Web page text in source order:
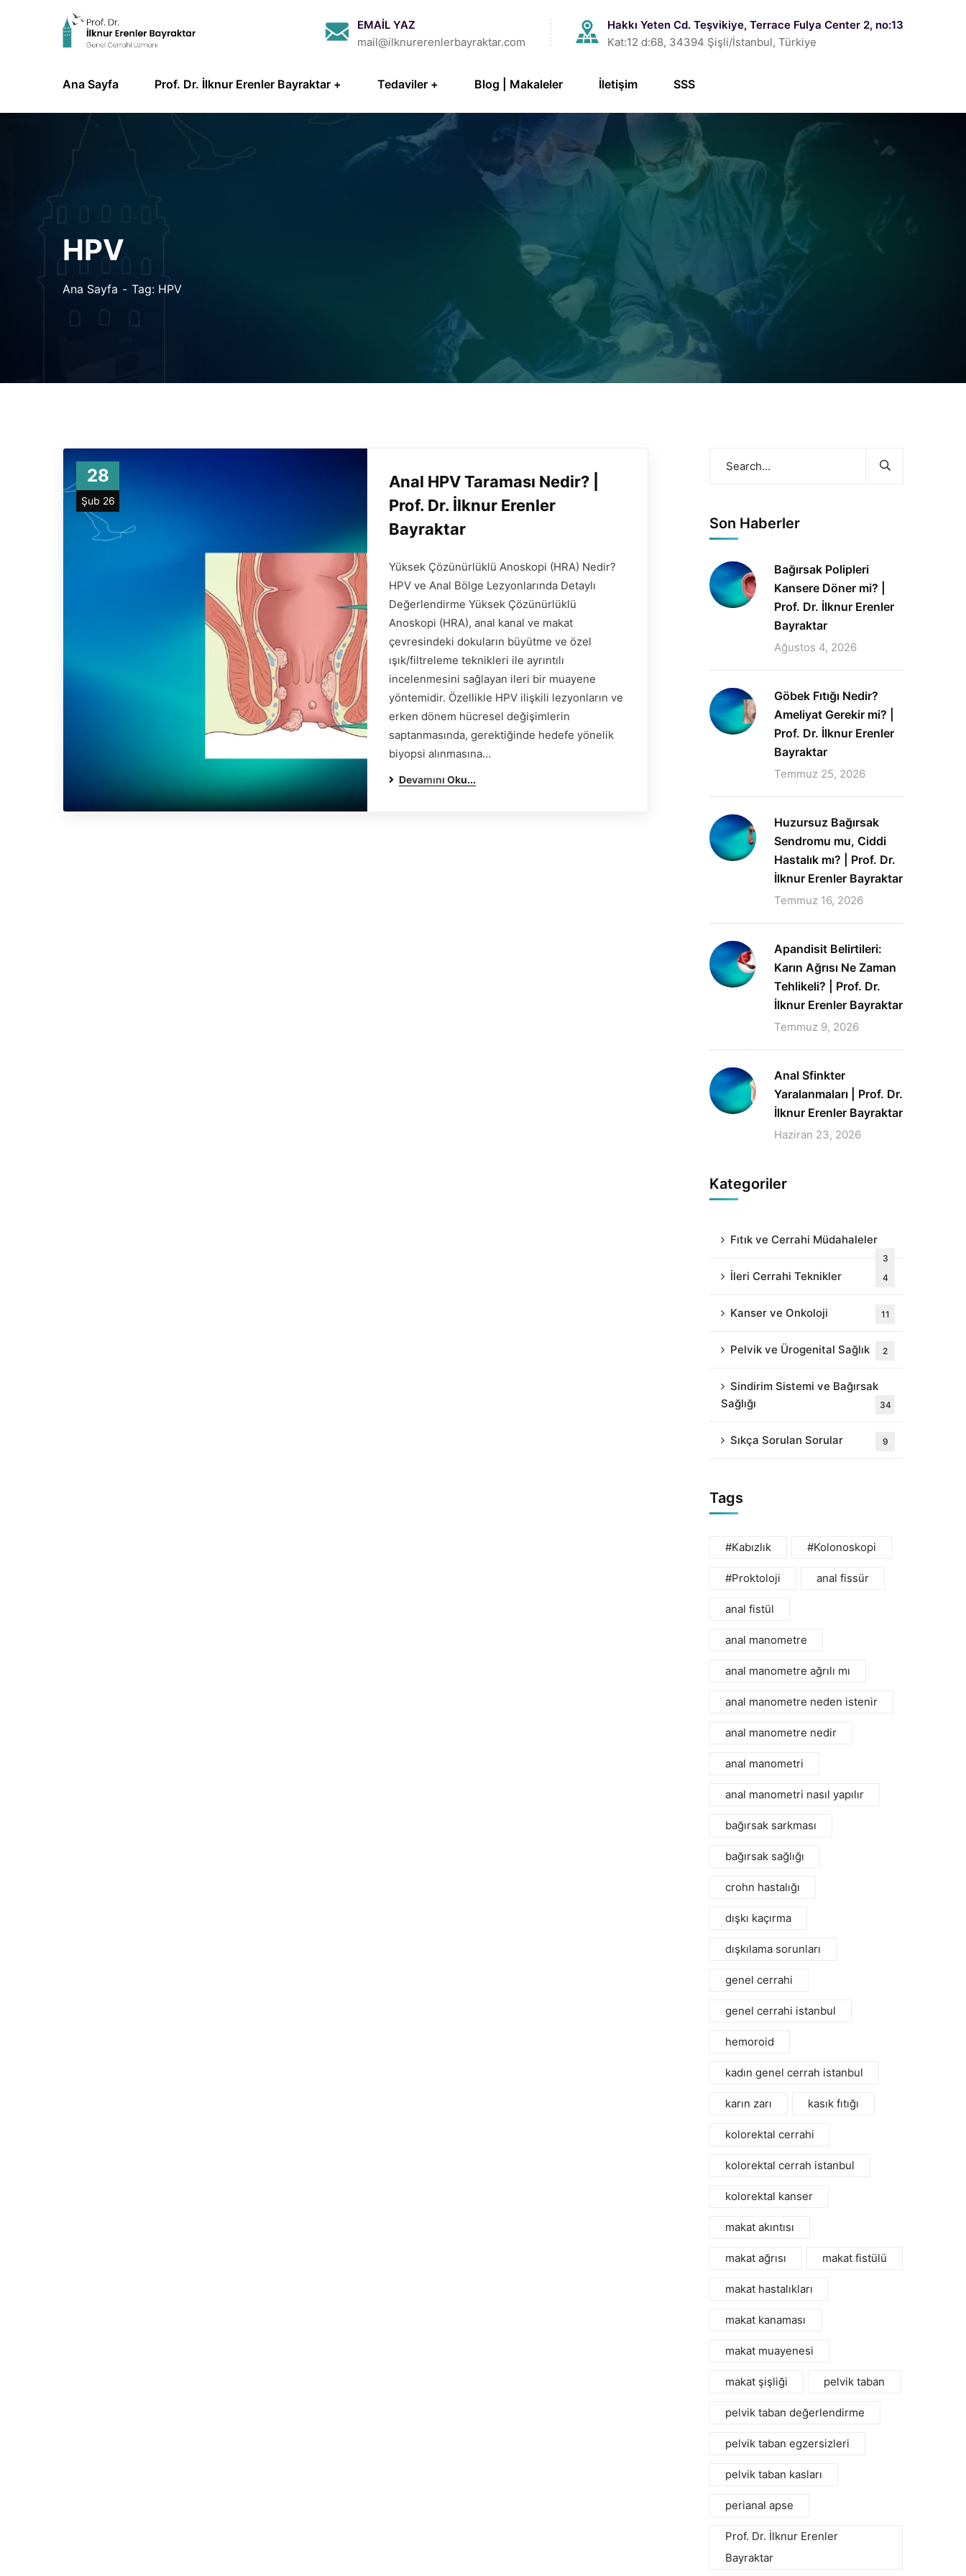
EMAİL YAZ
mail@ilknurerenlerbayraktar.com
Hakkı Yeten Cd. Teşvikiye, Terrace Fulya Center 2, no:13
Kat:12 d:68, 34394 Şişli/İstanbul, Türkiye
Ana Sayfa Prof. Dr. İlknur Erenler Bayraktar Tedaviler Blog | Makaleler İletişim SSS
HPV
Ana Sayfa Tag: HPV
28
Şub 26
Anal HPV Taraması Nedir? |
Prof. Dr. İlknur Erenler
Bayraktar
Yüksek Çözünürlüklü Anoskopi (HRA) Nedir?
HPV ve Anal Bölge Lezyonlarında Detaylı
Değerlendirme Yüksek Çözünürlüklü
Anoskopi (HRA), anal kanal ve makat
çevresindeki dokuların büyütme ve özel
ışık/filtreleme teknikleri ile ayrıntılı
incelenmesini sağlayan ileri bir muayene
yöntemidir. Özellikle HPV ilişkili lezyonların ve
erken dönem hücresel değişimlerin
saptanmasında, gerektiğinde hedefe yönelik
biyopsi alınmasına…
Devamını Oku...
Son Haberler
Bağırsak Polipleri
Kansere Döner mi? |
Prof. Dr. İlknur Erenler
Bayraktar
Ağustos 4, 2026
Göbek Fıtığı Nedir?
Ameliyat Gerekir mi? |
Prof. Dr. İlknur Erenler
Bayraktar
Temmuz 25, 2026
Huzursuz Bağırsak
Sendromu mu, Ciddi
Hastalık mı? | Prof. Dr.
İlknur Erenler Bayraktar
Temmuz 16, 2026
Apandisit Belirtileri:
Karın Ağrısı Ne Zaman
Tehlikeli? | Prof. Dr.
İlknur Erenler Bayraktar
Temmuz 9, 2026
Anal Sfinkter
Yaralanmaları | Prof. Dr.
İlknur Erenler Bayraktar
Haziran 23, 2026
Kategoriler
Fıtık ve Cerrahi Müdahaleler
3
İleri Cerrahi Teknikler 4
Kanser ve Onkoloji 11
Pelvik ve Ürogenital Sağlık 2
Sindirim Sistemi ve Bağırsak
Sağlığı
34
Sıkça Sorulan Sorular 9
Tags
#Kabızlık #Kolonoskopi
#Proktoloji anal fissür
anal fistül
anal manometre
anal manometre ağrılı mı
anal manometre neden istenir
anal manometre nedir
anal manometri
anal manometri nasıl yapılır
bağırsak sarkması
bağırsak sağlığı
crohn hastalığı
dışkı kaçırma
dışkılama sorunları
genel cerrahi
genel cerrahi istanbul
hemoroid
kadın genel cerrah istanbul
karın zarı kasık fıtığı
kolorektal cerrahi
kolorektal cerrah istanbul
kolorektal kanser
makat akıntısı
makat ağrısı makat fistülü
makat hastalıkları
makat kanaması
makat muayenesi
makat şişliği pelvik taban
pelvik taban değerlendirme
pelvik taban egzersizleri
pelvik taban kasları
perianal apse
Prof. Dr. İlknur Erenler
Bayraktar